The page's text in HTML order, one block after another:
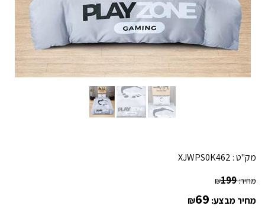
מק"ט : XJWPS0K462
מחיר: ₪199
מחיר מבצע: ₪69